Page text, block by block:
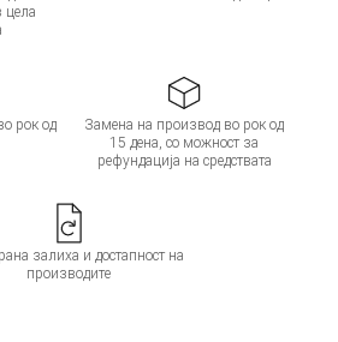
цела
рок од
Замена на производ во рок од
15 дена, со можност за
рефундација на средствата
залиха и достапност на
производите